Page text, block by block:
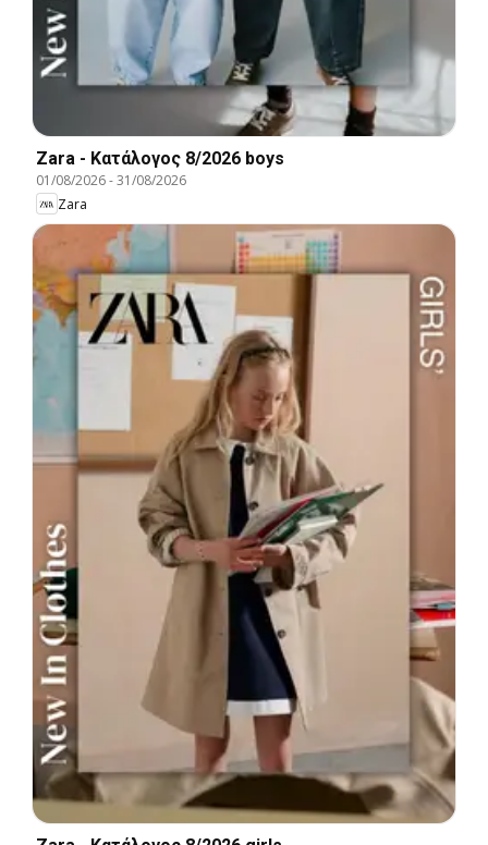
Zara - Kατάλογος 8/2026 boys
01/08/2026-31/08/2026
Zara